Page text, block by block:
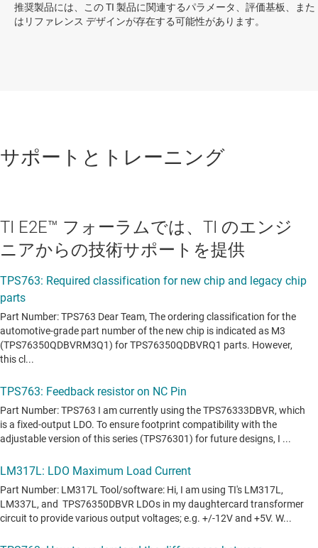
推奨製品には、この TI 製品に関連するパラメータ、評価基板、また
はリファレンス デザインが存在する可能性があります。
サポートとトレーニング
TI E2E™ フォーラムでは、TI のエンジ
ニアからの技術サポートを提供